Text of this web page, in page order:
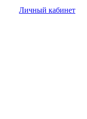
Личный кабинет